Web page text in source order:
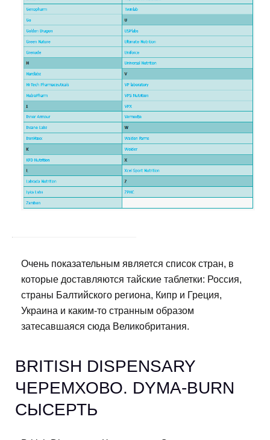
Очень показательным является список стран, в
которые доставляются тайские таблетки: Россия,
страны Балтийского региона, Кипр и Греция,
Украина и каким-то странным образом
затесавшаяся сюда Великобритания.
BRITISH DISPENSARY
ЧЕРЕМХОВО. DYMA-BURN
СЫСЕРТЬ